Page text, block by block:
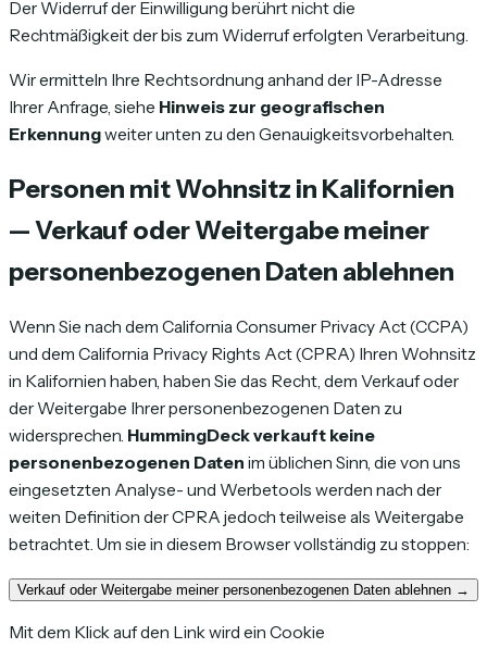
Der Widerruf der Einwilligung berührt nicht die
Rechtmäßigkeit der bis zum Widerruf erfolgten Verarbeitung.
Wir ermitteln Ihre Rechtsordnung anhand der IP-Adresse
Ihrer Anfrage, siehe Hinweis zur geografischen
Erkennungweiter unten zu den Genauigkeitsvorbehalten.
Personen mit Wohnsitz in Kalifornien
— Verkauf oder Weitergabe meiner
personenbezogenen Daten ablehnen
Wenn Sie nach dem California Consumer Privacy Act (CCPA)
und dem California Privacy Rights Act (CPRA) Ihren Wohnsitz
in Kalifornien haben, haben Sie das Recht, dem Verkauf oder
der Weitergabe Ihrer personenbezogenen Daten zu
widersprechen. HummingDeck verkauft keine
personenbezogenen Daten im üblichen Sinn, die von uns
eingesetzten Analyse- und Werbetools werden nach der
weiten Definition der CPRA jedoch teilweise als Weitergabe
betrachtet. Um sie in diesem Browser vollständig zu stoppen:
Verkauf oder Weitergabe meiner personenbezogenen Daten ablehnen →
Mit dem Klick auf den Link wird ein Cookie